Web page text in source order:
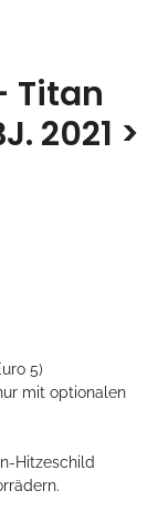
Titan
2021 >
5)
mit optionalen
Hitzeschild